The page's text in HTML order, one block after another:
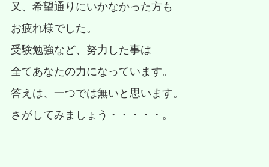
又、希望通りにいかなかった方も
お疲れ様でした。
受験勉強など、努力した事は
全てあなたの力になっています。
答えは、一つでは無いと思います。
さがしてみましょう・・・・・。